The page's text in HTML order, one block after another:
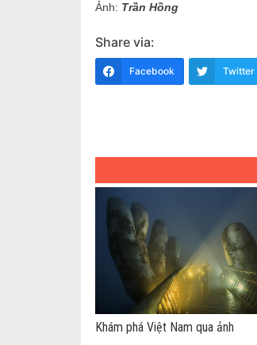
Ảnh: Trần Hồng
Share via:
Facebook Twitter
Khám phá Việt Nam qua ảnh